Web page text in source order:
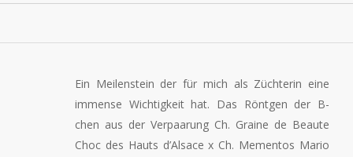
Ein Meilenstein der für mich als Züchterin eine
immense Wichtigkeit hat. Das Röntgen der B-
chen aus der Verpaarung Ch. Graine de Beaute
Choc des Hauts d’Alsace x Ch. Mementos Mario